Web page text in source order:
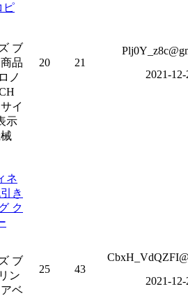
ピ
ブ
品
ノ
イ
示
20 21
2021-12-
ネ
き
ク
ブ
ン
ベ
25 43
2021-12-